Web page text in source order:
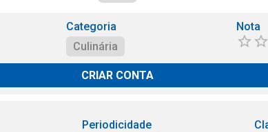
Categoria
Culinária
Nota
CRIAR CONTA
Periodicidade